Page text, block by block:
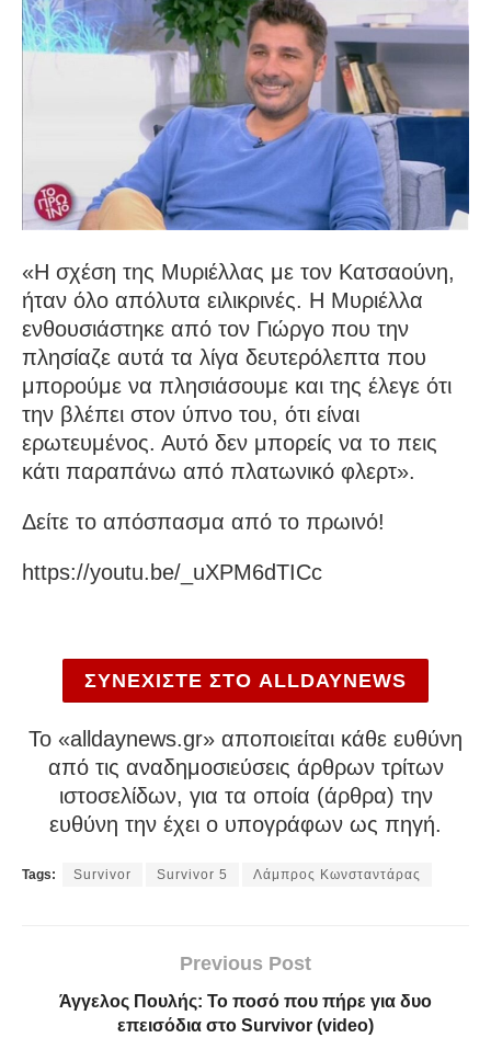
«Η σχέση της Μυριέλλας με τον Κατσαούνη,
ήταν όλο απόλυτα ειλικρινές. Η Μυριέλλα
ενθουσιάστηκε από τον Γιώργο που την
πλησίαζε αυτά τα λίγα δευτερόλεπτα που
μπορούμε να πλησιάσουμε και της έλεγε ότι
την βλέπει στον ύπνο του, ότι είναι
ερωτευμένος. Αυτό δεν μπορείς να το πεις
κάτι παραπάνω από πλατωνικό φλερτ».
Δείτε το απόσπασμα από το πρωινό!
https://youtu.be/_uXPM6dTICc
ΣΥΝΕΧΙΣΤΕ ΣΤΟ ALLDAYNEWS
To «alldaynews.gr» αποποιείται κάθε ευθύνη
από τις αναδημοσιεύσεις άρθρων τρίτων
ιστοσελίδων, για τα οποία (άρθρα) την
ευθύνη την έχει ο υπογράφων ως πηγή.
Tags: Survivor Survivor 5 Λάμπρος Κωνσταντάρας
Previous Post
Άγγελος Πουλής: Το ποσό που πήρε για δυο
επεισόδια στο Survivor (video)